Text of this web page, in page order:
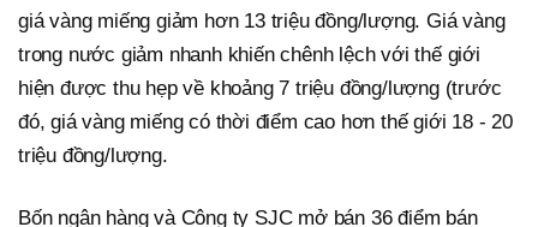
giá vàng miếng giảm hơn 13 triệu đồng/lượng. Giá vàng
trong nước giảm nhanh khiến chênh lệch với thế giới
hiện được thu hẹp về khoảng 7 triệu đồng/lượng (trước
đó, giá vàng miếng có thời điểm cao hơn thế giới 18 - 20
triệu đồng/lượng.
Bốn ngân hàng và Công ty SJC mở bán 36 điểm bán